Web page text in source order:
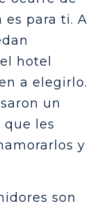
es para ti. A
hotel
a elegirlo.
un
les
y
son